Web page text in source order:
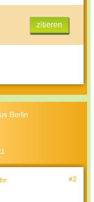
zitieren
Berlin
: #2